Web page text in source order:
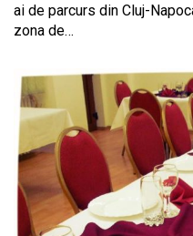
ai de parcurs din Cluj-
zona de…